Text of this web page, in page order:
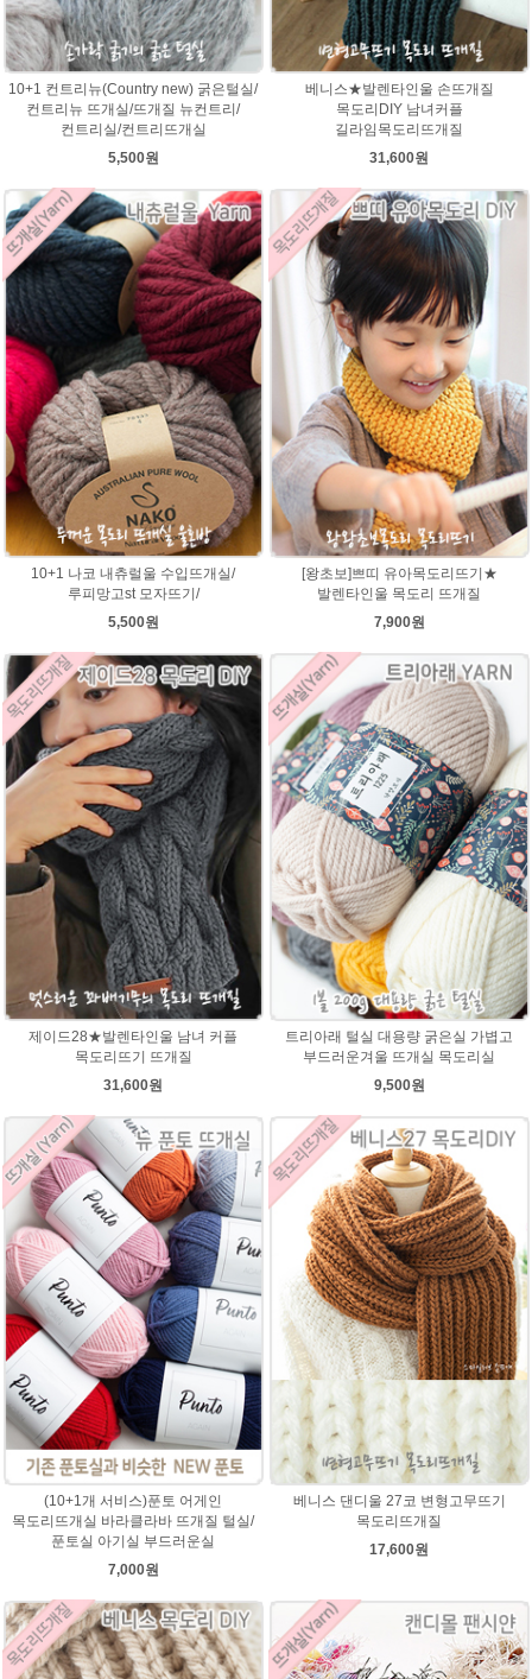
10+1 컨트리뉴(Country new) 굵은털실/
컨트리뉴 뜨개실/뜨개질 뉴컨트리/
컨트리실/컨트리뜨개실
5,500원
베니스★발렌타인울 손뜨개질
목도리DIY 남녀커플
길라임목도리뜨개질
31,600원
10+1 나코 내츄럴울 수입뜨개실/
루피망고st 모자뜨기/
5,500원
[왕초보]쁘띠 유아목도리뜨기★
발렌타인울 목도리 뜨개질
7,900원
제이드28★발렌타인울 남녀 커플
목도리뜨기 뜨개질
31,600원
트리아래 털실 대용량 굵은실 가볍고
부드러운겨울 뜨개실 목도리실
9,500원
(10+1개 서비스)푼토 어게인
목도리뜨개실 바라클라바 뜨개질 털실/
푼토실 아기실 부드러운실
7,000원
베니스 댄디울 27코 변형고무뜨기
목도리뜨개질
17,600원